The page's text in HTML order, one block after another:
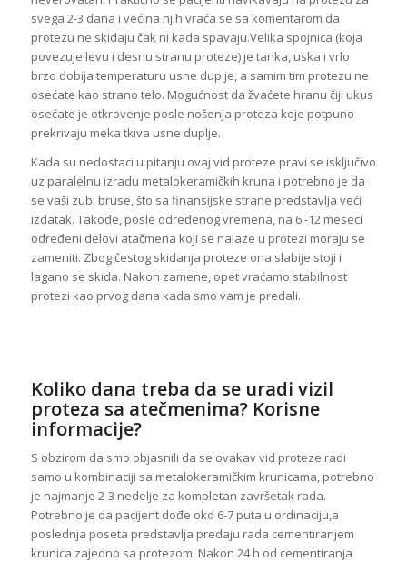
svega 2-3 dana i većina njih vraća se sa komentarom da
protezu ne skidaju čak ni kada spavaju.Velika spojnica (koja
povezuje levu i desnu stranu proteze) je tanka, uska i vrlo
brzo dobija temperaturu usne duplje, a samim tim protezu ne
osećate kao strano telo. Mogućnost da žvaćete hranu čiji ukus
osećate je otkrovenje posle nošenja proteza koje potpuno
prekrivaju meka tkiva usne duplje.
Kada su nedostaci u pitanju ovaj vid proteze pravi se isključivo
uz paralelnu izradu metalokeramičkih kruna i potrebno je da
se vaši zubi bruse, što sa finansijske strane predstavlja veći
izdatak. Takođe, posle određenog vremena, na 6 -12 meseci
određeni delovi atačmena koji se nalaze u protezi moraju se
zameniti. Zbog čestog skidanja proteze ona slabije stoji i
lagano se skida. Nakon zamene, opet vraćamo stabilnost
protezi kao prvog dana kada smo vam je predali.
Koliko dana treba da se uradi vizil
proteza sa atečmenima? Korisne
informacije?
S obzirom da smo objasnili da se ovakav vid proteze radi
samo u kombinaciji sa metalokeramičkim krunicama, potrebno
je najmanje 2-3 nedelje za kompletan završetak rada.
Potrebno je da pacijent dođe oko 6-7 puta u ordinaciju,a
poslednja poseta predstavlja predaju rada cementiranjem
krunica zajedno sa protezom. Nakon 24 h od cementiranja